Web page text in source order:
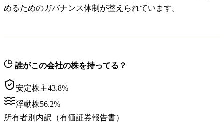
めるためのガバナンス体制が整えられています。
誰がこの会社の株を持ってる？
安定株主43.8%
浮動株56.2%
所有者別内訳（有価証券報告書）